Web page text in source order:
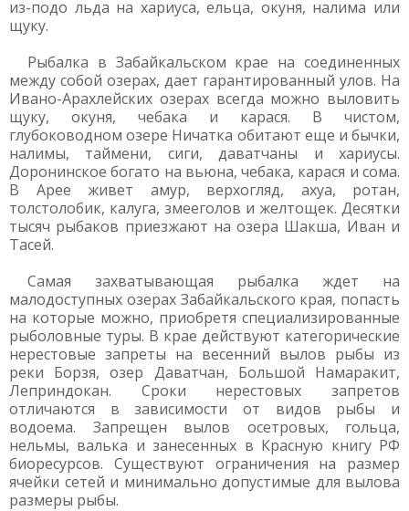
из-подо льда на хариуса, ельца, окуня, налима или
щуку.
Рыбалка в Забайкальском крае на соединенных
между собой озерах, дает гарантированный улов. На
Ивано-Арахлейских озерах всегда можно выловить
щуку, окуня, чебака и карася. В чистом,
глубоководном озере Ничатка обитают еще и бычки,
налимы, таймени, сиги, даватчаны и хариусы.
Доронинское богато на вьюна, чебака, карася и сома.
В Арее живет амур, верхогляд, ахуа, ротан,
толстолобик, калуга, змееголов и желтощек. Десятки
тысяч рыбаков приезжают на озера Шакша, Иван и
Тасей.
Самая захватывающая рыбалка ждет на
малодоступных озерах Забайкальского края, попасть
на которые можно, приобретя специализированные
рыболовные туры. В крае действуют категорические
нерестовые запреты на весенний вылов рыбы из
реки Борзя, озер Даватчан, Большой Намаракит,
Леприндокан. Сроки нерестовых запретов
отличаются в зависимости от видов рыбы и
водоема. Запрещен вылов осетровых, гольца,
нельмы, валька и занесенных в Красную книгу РФ
биоресурсов. Существуют ограничения на размер
ячейки сетей и минимально допустимые для вылова
размеры рыбы.